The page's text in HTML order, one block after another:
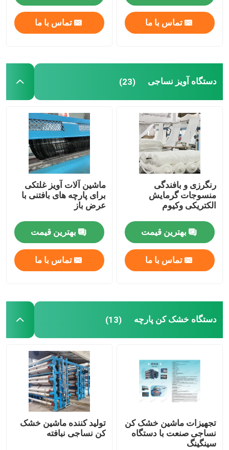
تماس با ما تماس با ما
دستگاه آویز نساجی (23)
رنگرزی و بافندگی
منسوجات گرمایش
الکتریکی وکیوم
بهترین قیمت
تماس با ما
ماشین آلات آویز غلتکی
برای پارچه های بافتنی با
عرض باز
بهترین قیمت
تماس با ما
دستگاه خشک کن پارچه (13)
تجهیزات ماشین خشک کن
نساجی صنعت با دستگاه
سینگینگ
تولید کننده ماشین خشک
کن نساجی نبافته